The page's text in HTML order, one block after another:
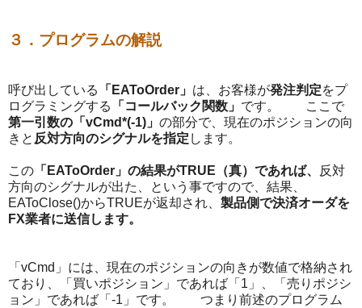
３．プログラムの解説
呼び出している 「EAToOrder」 は、お客様が発注判定をプ
ログラミングする
「コールバック関数」 です。 ここで
第一引数の「vCmd*(-1)」 の部分で、現在のポジションの向
きと 反対方向のシグナルを指定 します。
この 「EAToOrder」の結果がTRUE（真）であれば、
反対
方向のシグナルが出た、という事ですので、結果、
EAToClose()からTRUEが返却され、 製品側で決済オーダを
FX業者に送信します。
「vCmd」には、現在のポジションの向きが数値で格納され
ており、「買いポジション」であれば「1」、「売りポジシ
ョン」であれば「-1」です。 つまり前述のプログラム